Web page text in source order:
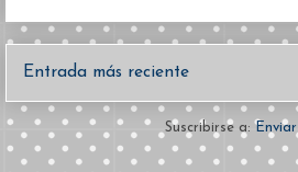
Entrada más reciente
Suscribirse a: